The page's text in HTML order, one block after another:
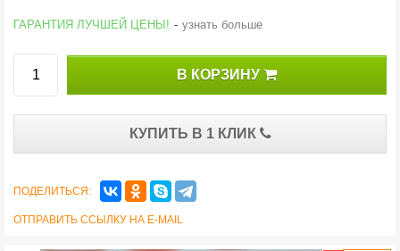
ГАРАНТИЯ ЛУЧШЕЙ ЦЕНЫ! - узнать больше
В КОРЗИНУ
КУПИТЬ В 1 КЛИК
ПОДЕЛИТЬСЯ:
ОТПРАВИТЬ ССЫЛКУ НА E-MAIL